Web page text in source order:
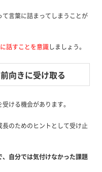
言葉に詰まってしまうことが
話すことを意識しましょう。
向きに受け取る
ける機会があります。
のためのヒントとして受け止
自分では気付けなかった課題